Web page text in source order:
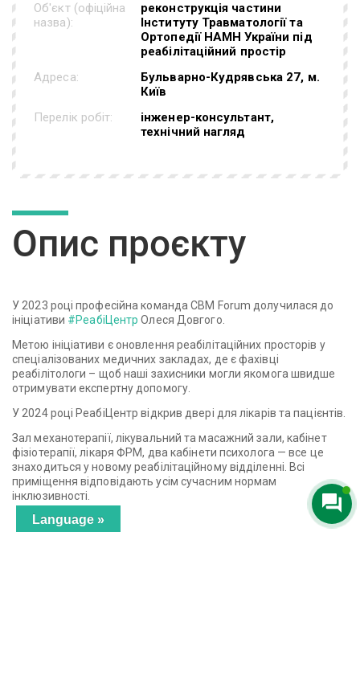
Опис проєкту
У 2023 році професійна команда CBM Forum долучилася до
ініціативи #РеабіЦентр Олеся Довгого.
Метою ініціативи є оновлення реабілітаційних просторів у
спеціалізованих медичних закладах, де є фахівці
реабілітологи – щоб наші захисники могли якомога швидше
отримувати експертну допомогу.
У 2024 році РеабіЦентр відкрив двері для лікарів та пацієнтів.
Зал механотерапії, лікувальний та масажний зали, кабінет
фізіотерапії, лікаря ФРМ, два кабінети психолога — все це
знаходиться у новому реабілітаційному відділенні. Всі
приміщення відповідають усім сучасним нормам
інклюзивності.
Об'єкт (офіційна
назва):
реконструкція частини
Інституту Травматології та
Ортопедії НАМН України під
реабілітаційний простір
Адреса:
Бульварно-Кудрявська 27, м.
Київ
Перелік робіт:
інженер-консультант,
технічний нагляд